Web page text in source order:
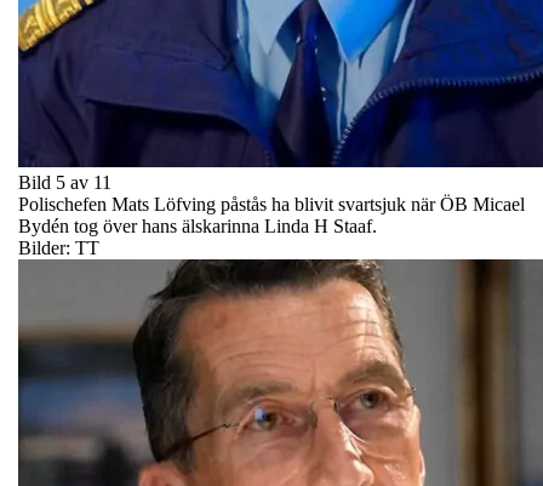
Bild 5 av 11
Polischefen Mats Löfving påstås ha blivit svartsjuk när ÖB Micael
Bydén tog över hans älskarinna Linda H Staaf.
Bilder: TT